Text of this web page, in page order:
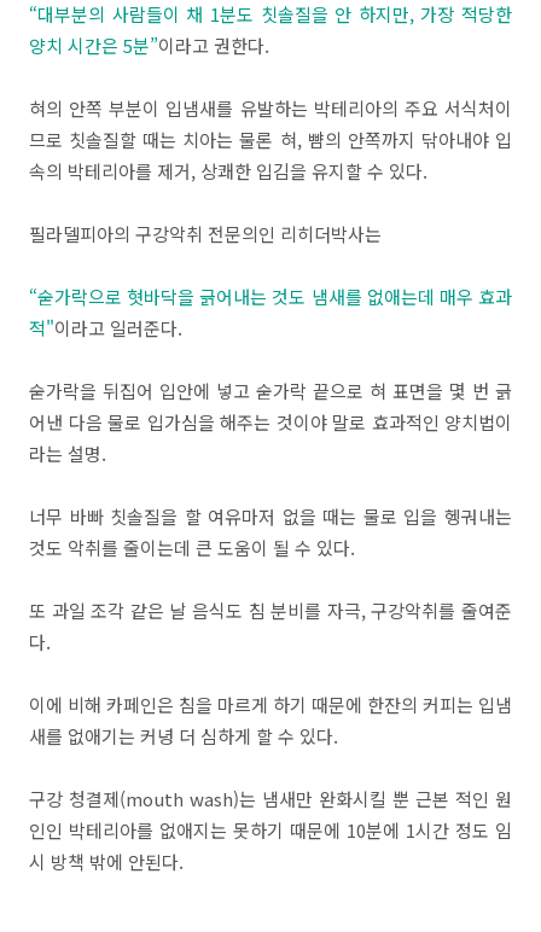
“대부분의 사람들이 채 1분도 칫솔질을 안 하지만, 가장 적당한
양치 시간은 5분”이라고 권한다.
혀의 안쪽 부분이 입냄새를 유발하는 박테리아의 주요 서식처이
므로 칫솔질할 때는 치아는 물론 혀, 뺨의 안쪽까지 닦아내야 입
속의 박테리아를 제거, 상쾌한 입김을 유지할 수 있다.
필라델피아의 구강악취 전문의인 리히더박사는
“숟가락으로 혓바닥을 긁어내는 것도 냄새를 없애는데 매우 효과
적"이라고 일러준다.
숟가락을 뒤집어 입안에 넣고 숟가락 끝으로 혀 표면을 몇 번 긁
어낸 다음 물로 입가심을 해주는 것이야 말로 효과적인 양치법이
라는 설명.
너무 바빠 칫솔질을 할 여유마저 없을 때는 물로 입을 헹궈내는
것도 악취를 줄이는데 큰 도움이 될 수 있다.
또 과일 조각 같은 날 음식도 침 분비를 자극, 구강악취를 줄여준
다.
이에 비해 카페인은 침을 마르게 하기 때문에 한잔의 커피는 입냄
새를 없애기는 커녕 더 심하게 할 수 있다.
구강 청결제(mouth wash)는 냄새만 완화시킬 뿐 근본 적인 원
인인 박테리아를 없애지는 못하기 때문에 10분에 1시간 정도 임
시 방책 밖에 안된다.